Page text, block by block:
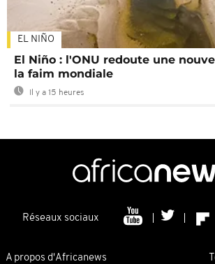
EL NIÑO
El Niño : l'ONU redoute une
la faim mondiale
Il y a 15 heures
Réseaux sociaux
A propos d'Africanews